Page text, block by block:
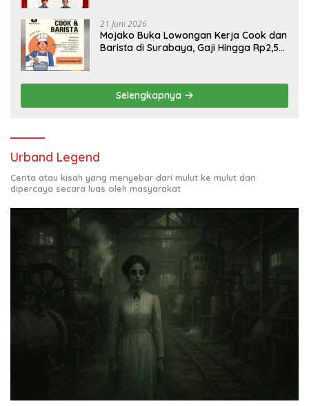
21 Juni 2026
Mojako Buka Lowongan Kerja Cook dan
Barista di Surabaya, Gaji Hingga Rp2,5
Selengkapnya
Urband Legend
Cerita atau kisah yang menyebar dari mulut ke mulut dan
dipercaya secara luas oleh masyarakat